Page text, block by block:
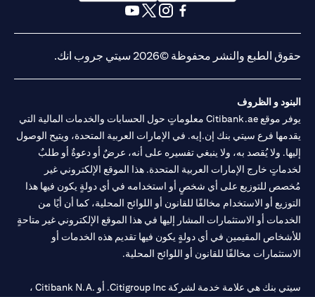
opens in a new tab
opens in a new tab
حقوق الطبع والنشر محفوظة ©2026 سيتي جروب انك.
البنود و الظروف
يوفر موقع Citibank.ae معلوماتٍ حول الحسابات والخدمات المالية التي
يقدمها فرع سيتي بنك إن.إيه. في الإمارات العربية المتحدة، ويتيح الوصول
إليها. ولا يُقصد به، ولا ينبغي تفسيره على أنه، عرضٌ أو دعوةٌ أو طلبٌ
لخدماتٍ خارج الإمارات العربية المتحدة. هذا الموقع الإلكتروني غير
مُخصص للتوزيع على أي شخصٍ أو استخدامه في أي دولةٍ يكون فيها هذا
التوزيع أو الاستخدام مخالفًا للقانون أو اللوائح المحلية، كما أن أيًا من
الخدمات أو الاستثمارات المشار إليها في هذا الموقع الإلكتروني غير متاحةٍ
للأشخاص المقيمين في أي دولةٍ يكون فيها تقديم هذه الخدمات أو
الاستثمارات مخالفًا للقانون أو اللوائح المحلية.
سيتي بنك هي علامة خدمة لشركة Citigroup Inc. أو .Citibank N.A ،